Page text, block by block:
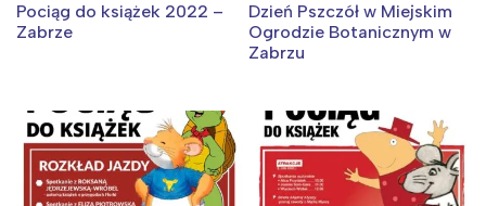
Pociąg do książek 2022 –
Zabrze
Dzień Pszczół w Miejskim
Ogrodzie Botanicznym w
Zabrzu